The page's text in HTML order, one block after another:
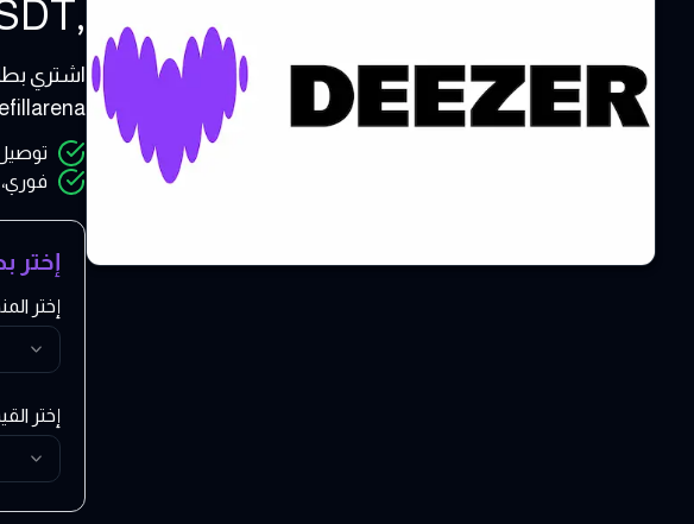
,Bitcoin ,USDT - ريفيل ارينا
10 - 100 USD
إختر
إختر
إختر